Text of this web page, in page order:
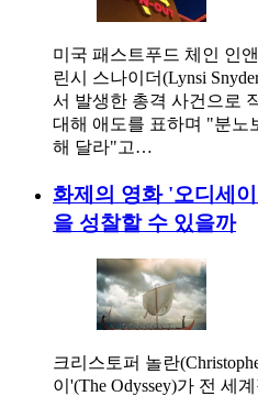
미국 패스트푸드 체인 인
린시 스나이더(Lynsi
서 발생한 총격 사건으로
대해 애도를 표하며 "분노
해 달라"고…
화제의 영화 '오디세
을 성찰할 수 있을까
크리스토퍼 놀란
이'(The Odyssey)가 전 세